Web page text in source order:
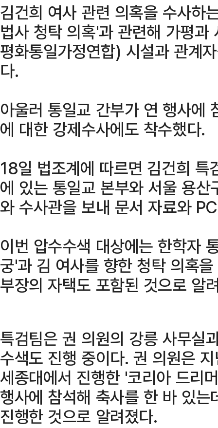
김건희 여사 관련 의혹을 수사하
법사 청탁 의혹'과 관련해 가평
평화통일가정연합) 시설과 관계
다.
아울러 통일교 간부가 연 행사에
에 대한 강제수사에도 착수했다.
18일 법조계에 따르면 김건희 특
에 있는 통일교 본부와 서울 용
와 수사관을 보내 문서 자료와
이번 압수수색 대상에는 한학자
궁'과 김 여사를 향한 청탁 의혹
부장의 자택도 포함된 것으로 알
특검팀은 권 의원의 강릉 사무실
수색도 진행 중이다. 권 의원은
세종대에서 진행한 '코리아 드리
행사에 참석해 축사를 한 바 있
진행한 것으로 알려졌다.